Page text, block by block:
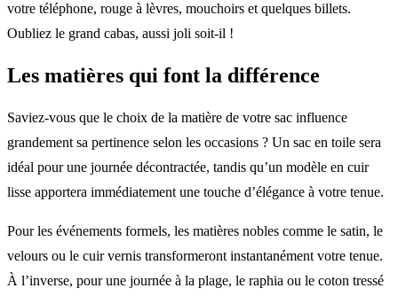
votre téléphone, rouge à lèvres, mouchoirs et quelques billets.
Oubliez le grand cabas, aussi joli soit-il !
Les matières qui font la différence
Saviez-vous que le choix de la matière de votre sac influence
grandement sa pertinence selon les occasions ? Un sac en toile sera
idéal pour une journée décontractée, tandis qu’un modèle en cuir
lisse apportera immédiatement une touche d’élégance à votre tenue.
Pour les événements formels, les matières nobles comme le satin, le
velours ou le cuir vernis transformeront instantanément votre tenue.
À l’inverse, pour une journée à la plage, le raphia ou le coton tressé